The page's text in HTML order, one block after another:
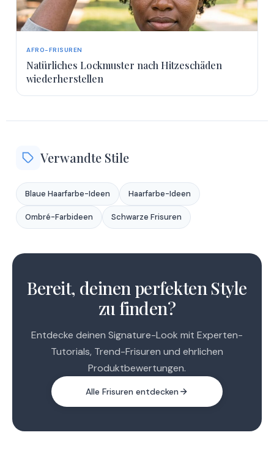
AFRO-FRISUREN
Natürliches Lockmuster nach Hitzeschäden
wiederherstellen
Verwandte Stile
Blaue Haarfarbe-Ideen Haarfarbe-Ideen
Ombré-Farbideen Schwarze Frisuren
Bereit, deinen perfekten Style
zu finden?
Entdecke deinen Signature-Look mit Experten-
Tutorials, Trend-Frisuren und ehrlichen
Produktbewertungen.
Alle Frisuren entdecken